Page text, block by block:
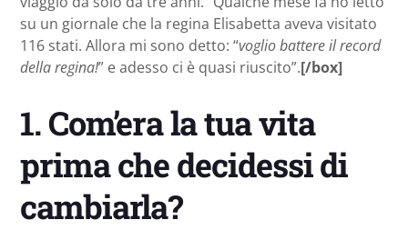
su un giornale che la regina Elisabetta aveva visitato
116 stati. Allora mi sono detto: “voglio battere il record
della regina!” e adesso ci è quasi riuscito”.[/box]
1.Com’era la tua vita
prima che decidessi di
cambiarla?